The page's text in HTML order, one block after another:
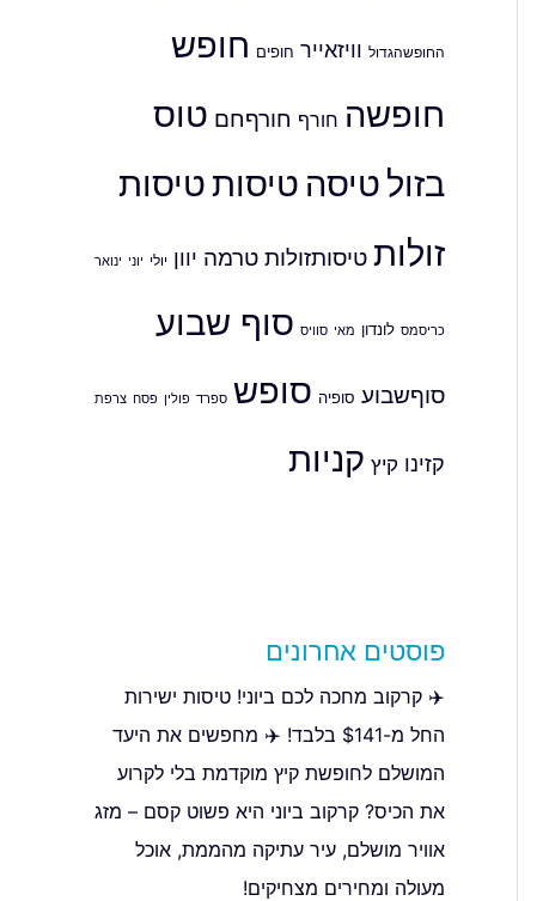
החופשהגדול וויזאייר חופים חופש
חופשה חורף חורףחם טוס
בזול טיסה טיסותטיסות
זולות טיסותזולות טרמה יוון יולי יוני ינואר
כריסמס לונדון מאי סוויס סוף שבוע
סוףשבוע סופיה סופש ספרד פולין פסח צרפת
קזינו קיץ קניות
פוסטים אחרונים
✈️ קרקוב מחכה לכם ביוני! טיסות ישירות
החל מ-$141 בלבד! ✈️ מחפשים את היעד
המושלם לחופשת קיץ מוקדמת בלי לקרוע
את הכיס? קרקוב ביוני היא פשוט קסם – מזג
אוויר מושלם, עיר עתיקה מהממת, אוכל
מעולה ומחירים מצחיקים!